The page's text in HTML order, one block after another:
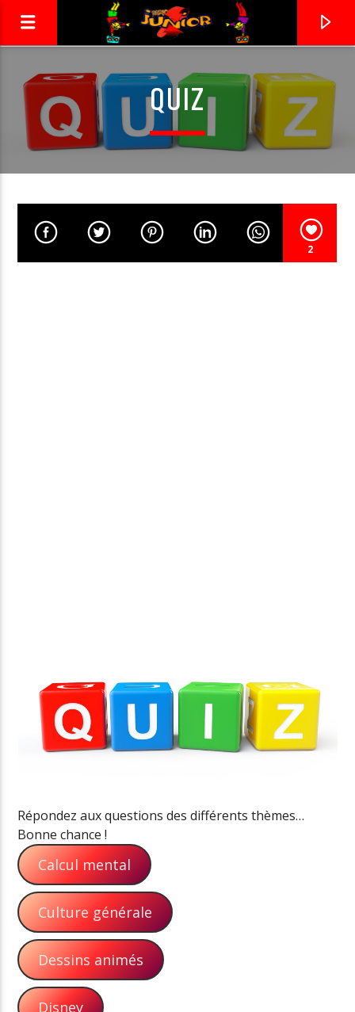
RADIO JUNIOR
LA 1ÈRE RADIO DES ENFANTS !
QUIZ
2
Répondez aux questions des différents thèmes…
Bonne chance !
Calcul mental
Culture générale
Dessins animés
Disney